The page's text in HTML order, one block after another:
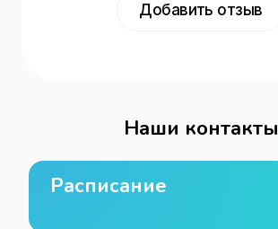
Добавить отзыв
Наши контакты
Расписание